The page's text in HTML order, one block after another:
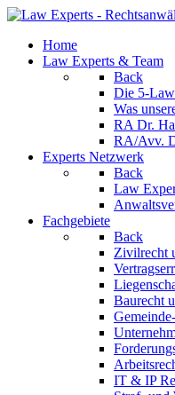
Home
Law Experts & Team
Back
Die 5-
Was
RA Dr.
RA/Avv.
Experts Netzwerk
Back
Law
Fachgebiete
Back
Zivilrecht
Baurecht
IT & IP